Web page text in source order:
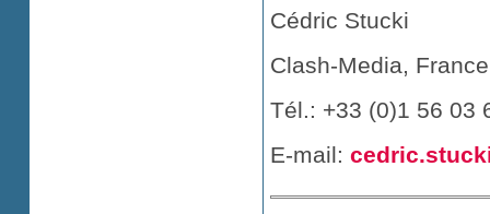
Cédric Stucki
Clash-Media, France
Tél.: +33 (0)1 56 03
E-mail: